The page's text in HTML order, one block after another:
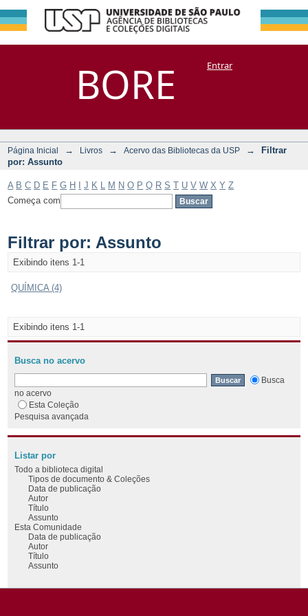
BORE
Filtrar por:
Assunto
DSpace/Manakin + CoriscoEntrar
Página Inicial → Livros → Acervo das Bibliotecas da USP →
Filtrar
por: Assunto
A B C D E F G H J K M N O P Q R S T U V W X Y Z
Começa com
Filtrar por: Assunto
Exibindo itens 1-1
QUÍMICA (4)
Exibindo itens 1-1
Busca no acervo
Busca
no acervo
Esta Coleção
Pesquisa avançada
Listar por
Todo a biblioteca digital
Tipos de documento & Coleções
Data de publicação
Autor
Título
Assunto
Esta Comunidade
Data de publicação
Autor
Título
Assunto